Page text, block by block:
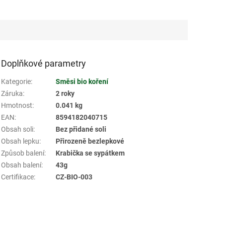
Doplňkové parametry
Kategorie:
Směsi bio koření
Záruka:
2 roky
Hmotnost:
0.041 kg
EAN:
8594182040715
Obsah soli:
Bez přidané soli
Obsah lepku:
Přirozeně bezlepkové
Způsob balení:
Krabička se sypátkem
Obsah balení:
43g
Certifikace: CZ-BIO-003